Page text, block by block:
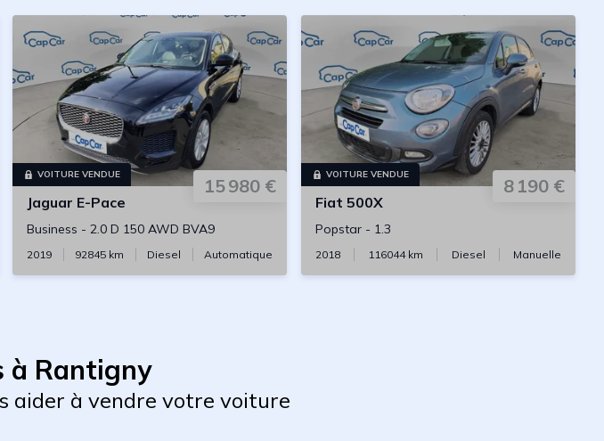
VOITURE VENDUE
15 980 €
Jaguar E-Pace
Business - 2.0 D 150 AWD BVA9
2019 92845 km Diesel Automatique
VOITURE VENDUE
8 190 €
Fiat 500X
Popstar - 1.3
2018 116044km Diesel Manuelle
à Rantigny
aider à vendre votre voiture